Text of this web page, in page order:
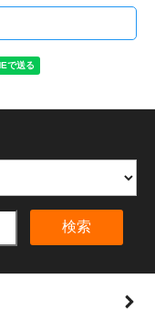
検索